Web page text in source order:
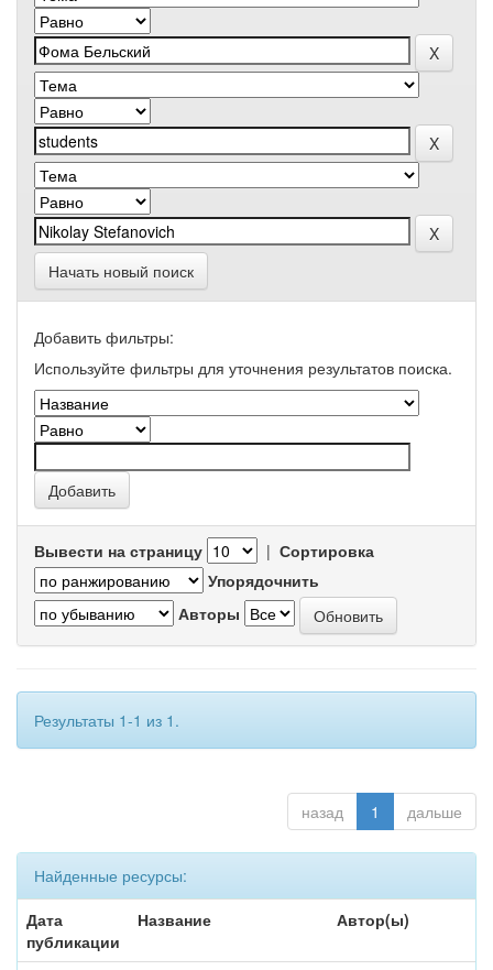
Начать новый поиск
Добавить фильтры:
Используйте фильтры для уточнения результатов поиска.
Вывести на страницу | Сортировка
Упорядочнить
Авторы
Результаты 1-1 из 1.
назад 1 дальше
Найденные ресурсы:
Дата
публикации
Название Автор(ы)